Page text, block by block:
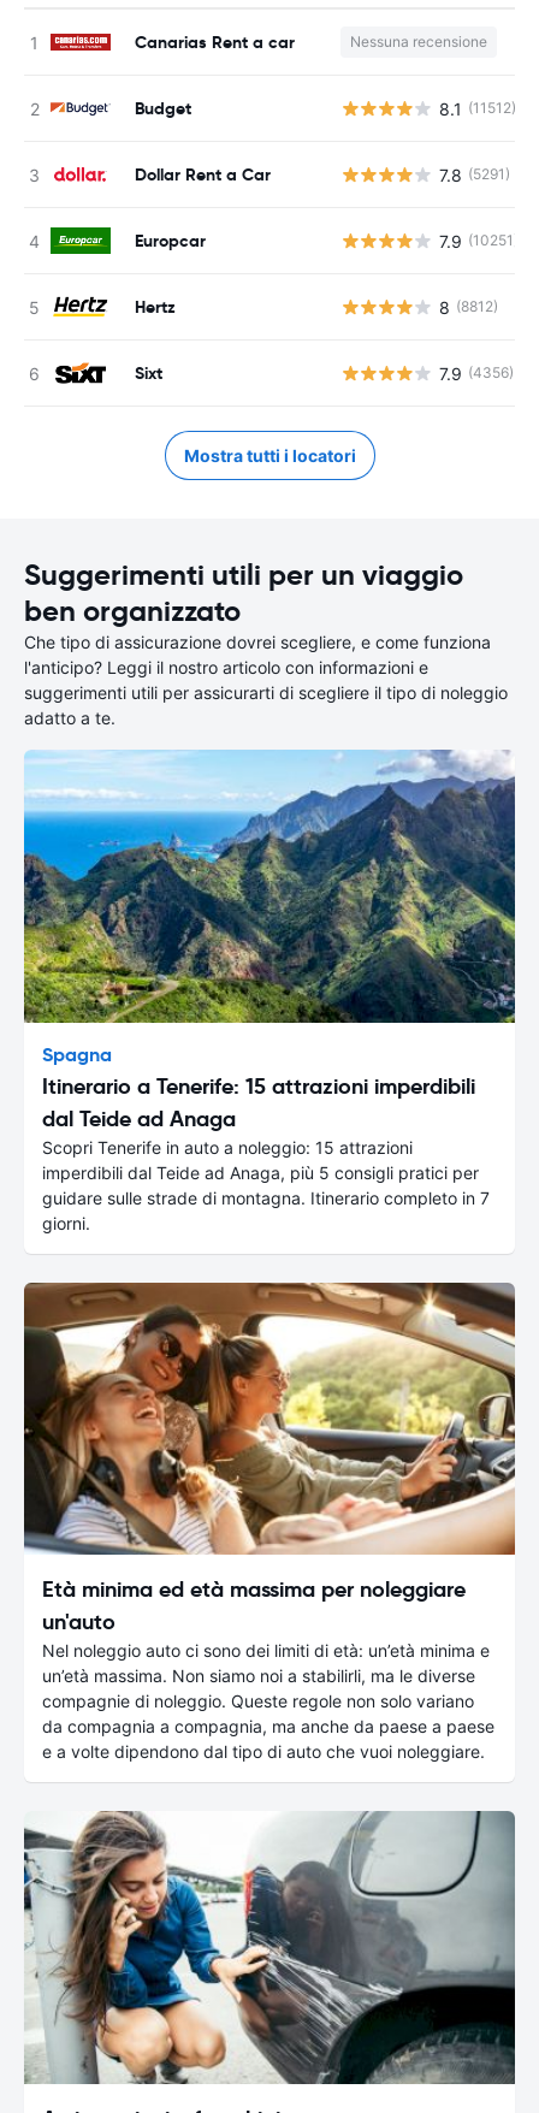
Canarias Rent a car Nessuna recensione
Budget 8.1 (11512)
Dollar Rent a Car 7.8 (5291)
Europcar 7.9 (10251)
Hertz 8 (8812)
Sixt 7.9 (4356)
Mostra tutti i locatori
Suggerimenti utili per un viaggio
ben organizzato
Che tipo di assicurazione dovrei scegliere, e come funziona
l'anticipo? Leggi il nostro articolo con informazioni e
suggerimenti utili per assicurarti di scegliere il tipo di noleggio
adatto a te.
Spagna
Itinerario a Tenerife: 15 attrazioni imperdibili
dal Teide ad Anaga
Scopri Tenerife in auto a noleggio: 15 attrazioni
imperdibili dal Teide ad Anaga, più 5 consigli pratici per
guidare sulle strade di montagna. Itinerario completo in 7
giorni.
Età minima ed età massima per noleggiare
un'auto
Nel noleggio auto ci sono dei limiti di età: un’età minima e
un’età massima. Non siamo noi a stabilirli, ma le diverse
compagnie di noleggio. Queste regole non solo variano
da compagnia a compagnia, ma anche da paese a paese
e a volte dipendono dal tipo di auto che vuoi noleggiare.